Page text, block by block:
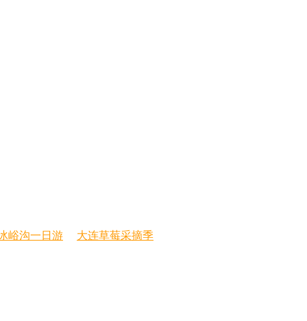
峪沟一日游
大连草莓采摘季